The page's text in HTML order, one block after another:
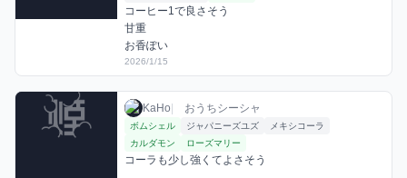
コーヒー1で良さそう
甘重
2026/1/15
KaHoのローズミックスを見るKaHo / おうちシーシャ / 2026年1月14日
KaHo| おうちシーシャ
利用フレーバー
ボムシェル ジャパニーズユズ
メキシコーラ
カルダモン
ローズマリー
コメント
コーラも少し強くてよさそう